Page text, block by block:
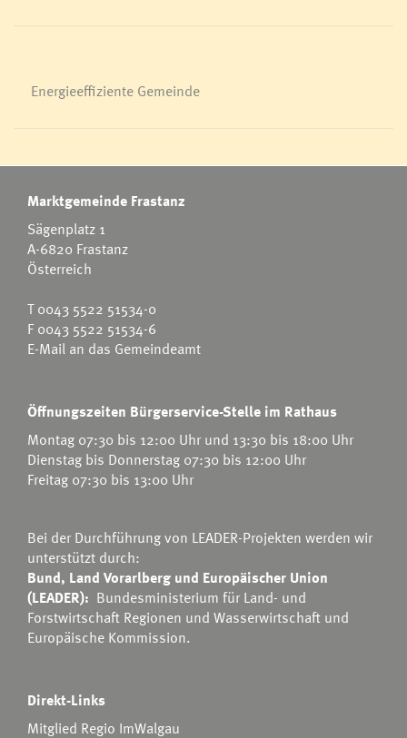
Energieeffiziente Gemeinde
Marktgemeinde Frastanz
Sägenplatz 1
A-6820 Frastanz
Österreich
T0043 5522 51534-0
F 0043 5522 51534-6
E-Mail an das Gemeindeamt
Öffnungszeiten Bürgerservice-Stelle im Rathaus
Montag 07:30 bis 12:00 Uhr und 13:30 bis 18:00 Uhr
Dienstag bis Donnerstag 07:30 bis 12:00 Uhr
Freitag 07:30 bis 13:00 Uhr
Bei der Durchführung von LEADER-Projekten werden wir
unterstützt durch:
Bund, Land Vorarlberg und Europäischer Union
(LEADER): Bundesministerium für Land- und
Forstwirtschaft Regionen und Wasserwirtschaft und
Europäische Kommission.
Direkt-Links
Mitglied Regio ImWalgau